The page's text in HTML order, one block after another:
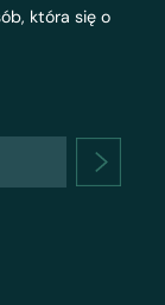
która się o